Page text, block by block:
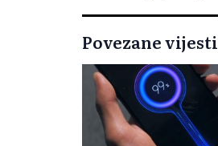
Povezane vijesti